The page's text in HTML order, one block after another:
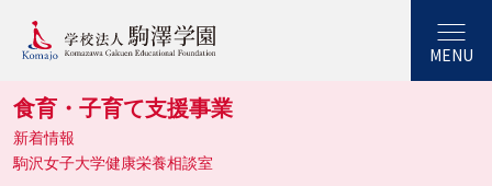
MENU
食育・子育て支援事業
新着情報
駒沢女子大学健康栄養相談室